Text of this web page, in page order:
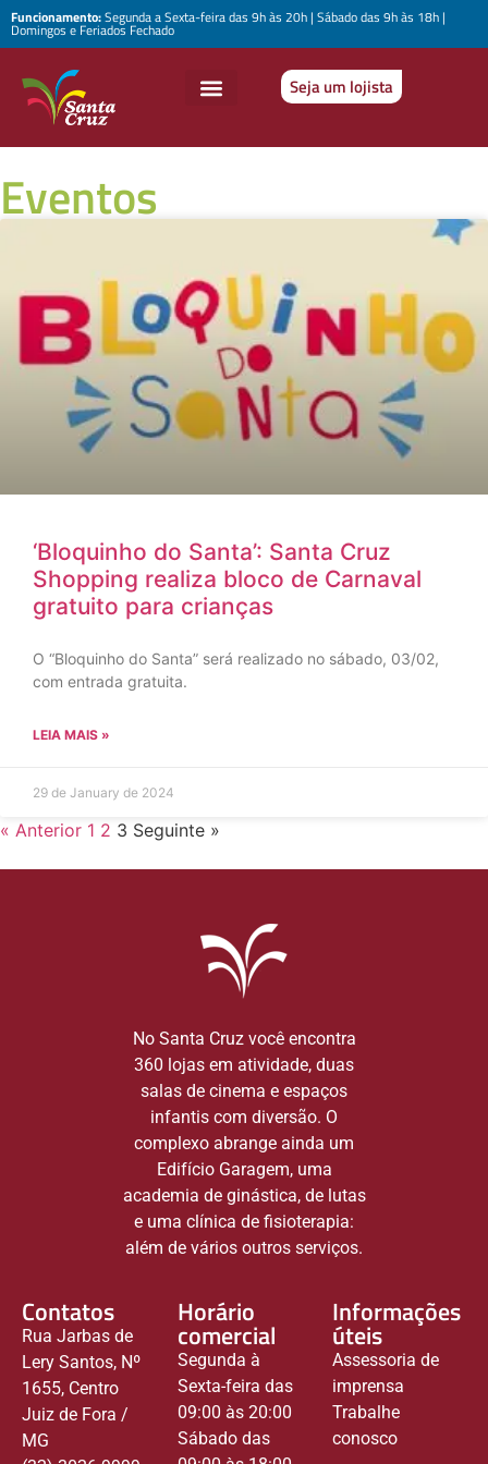
Funcionamento:Segunda a Sexta-feira das 9h às 20h | Sábado das 9h às 18h |
Domingos e Feriados Fechado
Seja um lojista
Eventos
‘Bloquinho do Santa’: Santa Cruz
Shopping realiza bloco de Carnaval
gratuito para crianças
O “Bloquinho do Santa” será realizado no sábado, 03/02,
com entrada gratuita.
LEIA MAIS »
29 de January de 2024
« Anterior 1 2 3 Seguinte »
No Santa Cruz você encontra
360 lojas em atividade, duas
salas de cinema e espaços
infantis com diversão. O
complexo abrange ainda um
Edifício Garagem, uma
academia de ginástica, de lutas
e uma clínica de fisioterapia:
além de vários outros serviços.
Contatos
Rua Jarbas de
Lery Santos, Nº
1655, Centro
Juiz de Fora /
MG
Horário
comercial
Segunda à
Sexta-feira das
09:00 às 20:00
Sábado das
Informações
úteis
Assessoria de
imprensa
Trabalhe
conosco